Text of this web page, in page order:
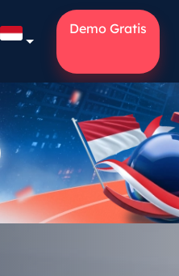
Demo Gratis